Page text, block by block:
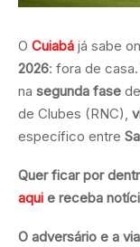
O Cuiabá já sabe
2026: fora de
na segunda fase
de Clubes (RNC),
específico entre
Quer ficar por
aqui e receba
O adversário e a